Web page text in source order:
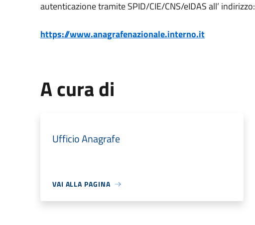
autenticazione tramite SPID/CIE/CNS/eIDAS all’ indirizzo:
https://www.anagrafenazionale.interno.it
A cura di
Ufficio Anagrafe
VAI ALLA PAGINA